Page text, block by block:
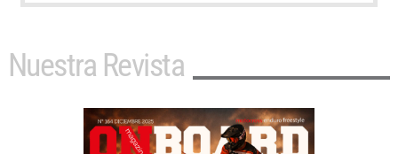
Nuestra Revista